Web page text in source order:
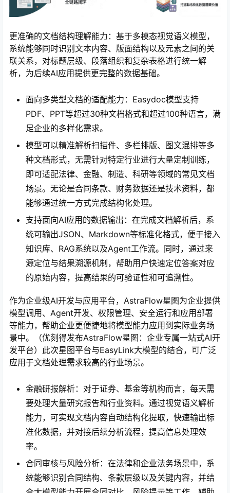
更准确的文档结构理解能力：基于多模态视觉语义模型，
系统能够同时识别文本内容、版面结构以及元素之间的关
联关系，对标题层级、段落组织和复杂表格进行统一解
析，为后续AI应用提供更完整的数据基础。
面向多类型文档的适配能力：Easydoc模型支持
PDF、PPT等超过30种文档格式和超过100种语言，满
足企业的多样化需求。
模型可以精准解析扫描件、多栏排版、图文混排等多
种文档形式，无需针对特定行业进行大量定制训练，
即可适配法律、金融、制造、科研等领域的常见文档
场景。无论是合同条款、财务数据还是技术资料，都
能够通过统一方式完成结构化处理。
支持面向AI应用的数据输出：在完成文档解析后，系
统可输出JSON、Markdown等标准化格式，便于接入
知识库、RAG系统以及Agent工作流。同时，通过来
源定位与结果溯源机制，帮助用户快速定位答案对应
的原始内容，提高结果的可验证性和可追溯性。
作为企业级AI开发与应用平台，AstraFlow星图为企业提供
模型调用、Agent开发、权限管理、安全运行和应用部署
等能力，帮助企业更便捷地将模型能力应用到实际业务场
景中。（优刻得发布AstraFlow星图：企业专属一站式AI开
发平台）此次星图平台与EasyLink大模型的结合，可广泛
应用于文档处理需求较高的行业场景。
金融研报解析：对于证券、基金等机构而言，每天需
要处理大量研究报告和行业资料。通过视觉语义解析
能力，可实现文档内容自动结构化提取，快速输出标
准化数据，并对接后续分析流程，提高信息处理效
率。
合同审核与风险分析：在法律和企业法务场景中，系
统能够识别合同结构、条款层级以及关键内容，并结